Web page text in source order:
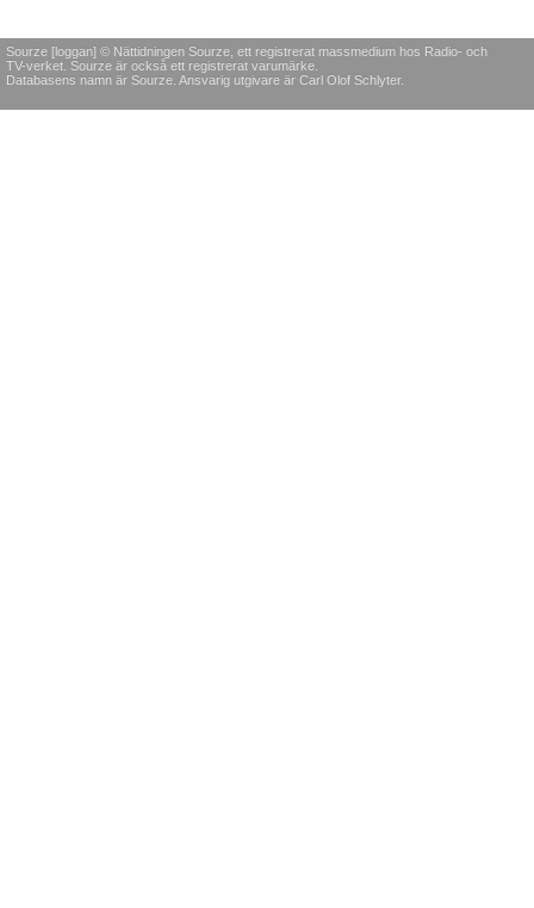
Sourze [loggan] © Nättidningen Sourze, ett registrerat massmedium hos Radio- och
TV-verket. Sourze är också ett registrerat varumärke.
Databasens namn är Sourze. Ansvarig utgivare är Carl Olof Schlyter.